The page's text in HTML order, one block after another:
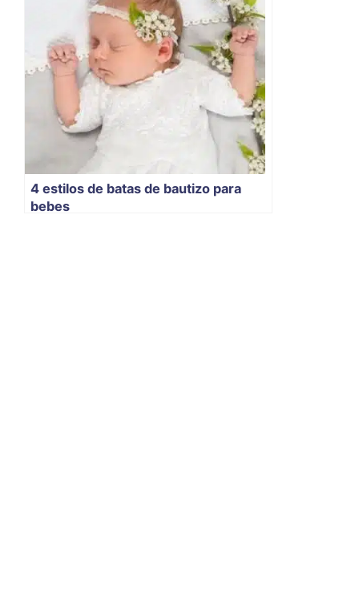
4 estilos de batas de bautizo para
bebes